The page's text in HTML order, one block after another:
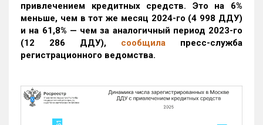
привлечением кредитных средств. Это на 6%
меньше, чем в тот же месяц 2024-го (4 998 ДДУ)
и на 61,8% — чем за аналогичный период 2023-го
(12 286 ДДУ), сообщила пресс-служба
регистрационного ведомства.